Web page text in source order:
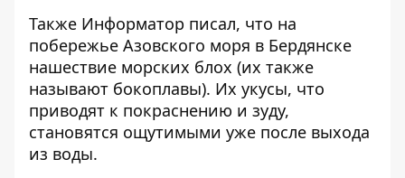
Также Информатор писал, что на
побережье Азовского моря в Бердянске
нашествие морских блох (их также
называют бокоплавы). Их укусы, что
приводят к покраснению и зуду,
становятся ощутимыми уже после выхода
из воды.